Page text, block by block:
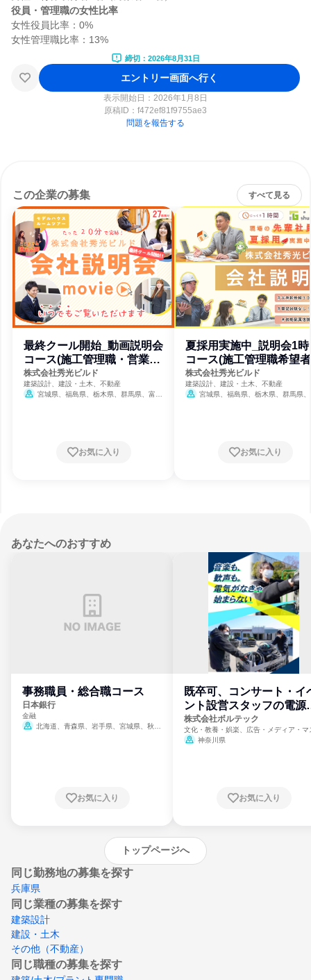
役員・管理職の女性比率
女性役員比率：0%
締切：2026年8月31日
エントリー画面へ行く
表示開始日：2026年1月8日
原稿ID： f472ef81f9755ae3
問題を報告する
この企業の募集 すべて見る
最終クール開始_動画説明会
コース(施工管理職・営業職
採用)
株式会社秀光ビルド
建築設計、建設・土木、不動産
宮城県、福島県、栃木県、群馬県、富山
お気に入り
夏採用実施中_説明会1時
コース(施工管理職希望
定)
株式会社秀光ビルド
建築設計、建設・土木、不動産
宮城県、福島県、栃木県、群馬県
お気に入り
あなたへのおすすめ
事務職員・総合職コース
日本銀行
金融
北海道、青森県、岩手県、宮城県、秋田
崎県、熊本県、大分県、宮崎県、鹿児島県、
お気に入り
既卒可、コンサート・イ
ント設営スタッフの電源
門
株式会社ボルテック
文化・教養・娯楽、広告・メディア・マ
ミ、電力・ガス・水道・エネルギー
神奈川県
お気に入り
トップページへ
同じ勤務地の募集を探す
兵庫県
同じ業種の募集を探す
建築設計
建設・土木
その他（不動産）
同じ職種の募集を探す